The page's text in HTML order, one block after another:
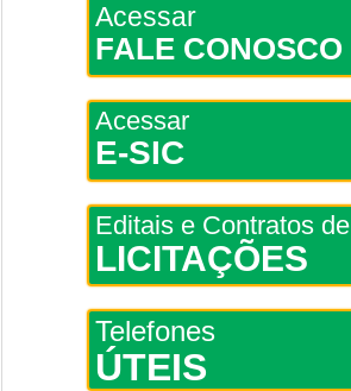
Acessar
FALE CONOSCO
Acessar
E-SIC
Editais e Contratos de
LICITAÇÕES
Telefones
ÚTEIS